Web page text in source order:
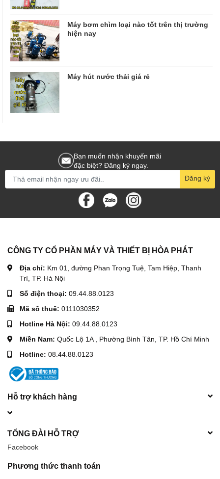
Máy bơm chìm loại nào tốt trên thị trường
hiện nay
Máy hút nước thải giá rẻ
Bạn muốn nhận khuyến mãi
đặc biệt? Đăng ký ngay.
Đăng ký
CÔNG TY CỔ PHẦN MÁY VÀ THIẾT BỊ HÒA PHÁT
Địa chỉ: Km 01, đường Phan Trọng Tuệ, Tam Hiệp, Thanh
Trì, TP. Hà Nội
Số điện thoại: 09.44.88.0123
Mã số thuế: 0111030352
Hotline Hà Nội: 09.44.88.0123
Miền Nam: Quốc Lộ 1A , Phường Bình Tân, TP. Hồ Chí Minh
Hotline: 08.44.88.0123
Hỗ trợ khách hàng
TỔNG ĐÀI HỖ TRỢ
Facebook
Phương thức thanh toán